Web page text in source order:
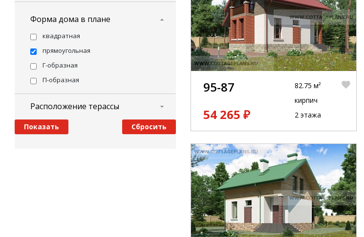
Форма дома в плане
квадратная
прямоугольная
Г-образная
П-образная
Расположение терассы
95-87
54 265 ₽
82.75 м²
кирпич
2 этажа